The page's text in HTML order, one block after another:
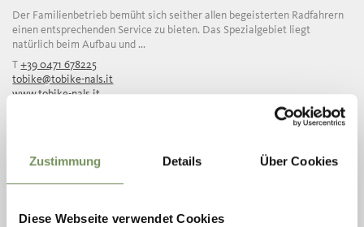
Zustimmung Details Über Cookies
Diese Webseite verwendet Cookies
Der Familienbetrieb bemüht sich seither allen begeisterten Radfahrern
einen entsprechenden Service zu bieten. Das Spezialgebiet liegt
natürlich beim Aufbau und ...
T+39 0471 678225
tobike@tobike-nals.it
www.tobike-nals.it